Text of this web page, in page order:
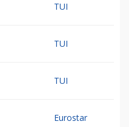
TUI
TUI
TUI
Eurostar